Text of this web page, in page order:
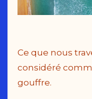
Ce que nous
considéré
gouffre.